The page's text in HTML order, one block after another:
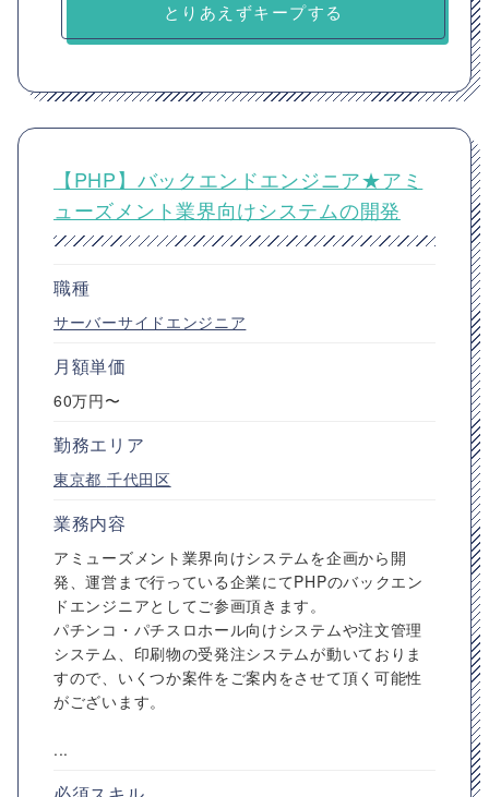
とりあえずキープする
【PHP】バックエンドエンジニア★アミ
ューズメント業界向けシステムの開発
職種
サーバーサイドエンジニア
月額単価
60万円〜
勤務エリア
東京都 千代田区
業務内容
アミューズメント業界向けシステムを企画から開
発、運営まで行っている企業にてPHPのバックエン
ドエンジニアとしてご参画頂きます。
パチンコ・パチスロホール向けシステムや注文管理
システム、印刷物の受発注システムが動いておりま
すので、いくつか案件をご案内をさせて頂く可能性
がございます。
...